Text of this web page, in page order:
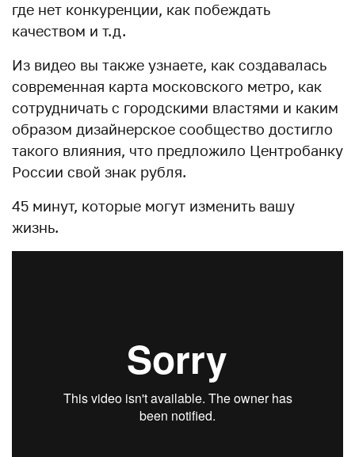
где нет конкуренции, как побеждать
качеством и т.д.
Из видео вы также узнаете, как создавалась
современная карта московского метро, как
сотрудничать с городскими властями и каким
образом дизайнерское сообщество достигло
такого влияния, что предложило Центробанку
России свой знак рубля.
45 минут, которые могут изменить вашу
жизнь.